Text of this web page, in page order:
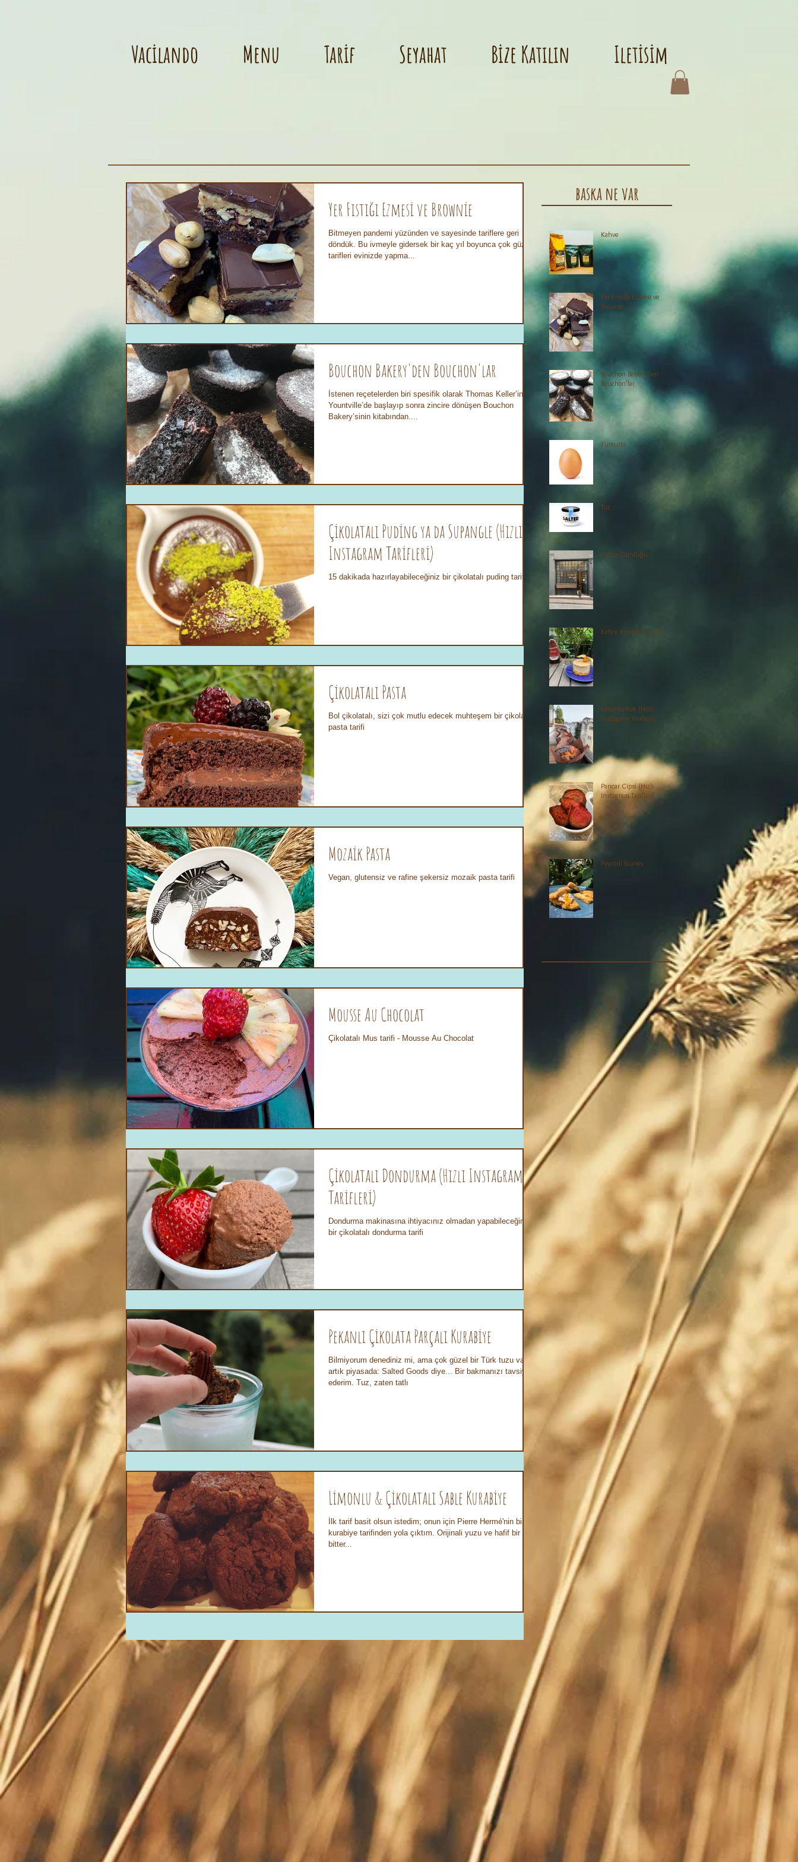
Vacilando Menu Tarif Seyahat Bize Katılın Iletisim
Yer Fıstığı Ezmesi ve Brownie
Bitmeyen pandemi yüzünden ve sayesinde tariflere geri
döndük. Bu ivmeyle gidersek bir kaç yıl boyunca çok güzel
tarifleri evinizde yapma...
Bouchon Bakery'den Bouchon'lar
İstenen reçetelerden biri spesifik olarak Thomas Keller’in
Yountville’de başlayıp sonra zincire dönüşen Bouchon
Bakery’sinin kitabından....
Çikolatalı Puding ya da Supangle (Hızlı
Instagram Tarifleri)
15 dakikada hazırlayabileceğiniz bir çikolatalı puding tarifi
Çikolatalı Pasta
Bol çikolatalı, sizi çok mutlu edecek muhteşem bir çikolatalı
pasta tarifi
Mozaik Pasta
Vegan, glutensiz ve rafine şekersiz mozaik pasta tarifi
Mousse Au Chocolat
Çikolatalı Mus tarifi - Mousse Au Chocolat
Çikolatalı Dondurma (Hızlı Instagram
Tarifleri)
Dondurma makinasına ihtiyacınız olmadan yapabileceğiniz
bir çikolatalı dondurma tarifi
Pekanlı Çikolata Parçalı Kurabiye
Bilmiyorum denediniz mi, ama çok güzel bir Türk tuzu var
artık piyasada: Salted Goods diye... Bir bakmanızı tavsiye
ederim. Tuz, zaten tatlı
Limonlu & Çikolatalı Sable Kurabiye
İlk tarif basit olsun istedim; onun için Pierre Hermé'nin bir
kurabiye tarifinden yola çıktım. Orijinali yuzu ve hafif bir
bitter...
baska ne var
Kahve
Yer Fıstığı Ezmesi ve
Brownie
Bouchon Bakery'den
Bouchon'lar
Yumurta
Tuz
Galata Günlüğü
Kafası Karışık Fraisier
Limonlu Kek (Hızlı
Instagram Tarifleri)
Pancar Cipsi (Hızlı
Instagram Tarifleri)
Peynirli Scones